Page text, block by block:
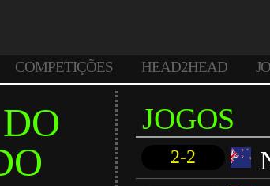
COMPETIÇÕES HEAD2HEAD
JOGOS
2-2